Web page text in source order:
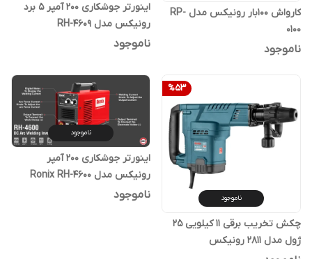
کارواش 100بار رونیکس مدل RP-
0100
ناموجود
اینورتر جوشکاری 200 آمپر 5 برد
رونیکس مدل RH-4609
ناموجود
%53
ناموجود
چکش تخریب برقی 11 کیلویی 25
ژول مدل 2811 رونیکس
ناموجود
اینورتر جوشکاری 200 آمپر
رونیکس مدل Ronix RH-4600
ناموجود